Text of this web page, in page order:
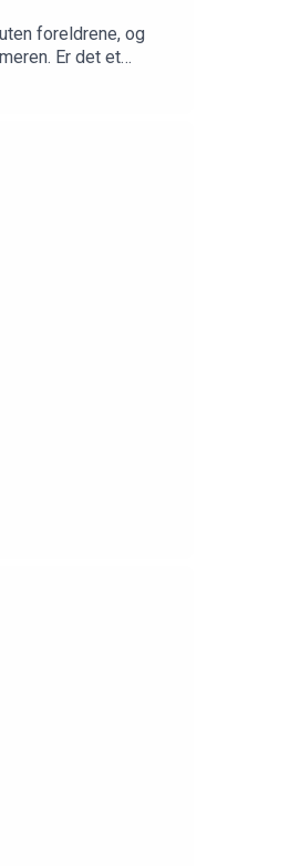
foreldrene, og
Er det et
som to ikke særlig